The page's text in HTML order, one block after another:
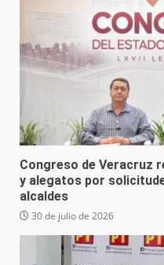
Congreso de Veracruz
y alegatos por
alcaldes
30 de julio de 2026